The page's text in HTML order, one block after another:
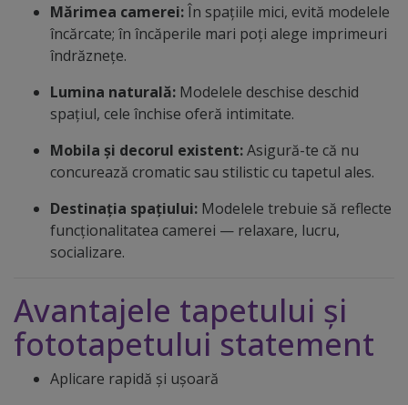
Mărimea camerei:În spațiile mici, evită modelele
încărcate; în încăperile mari poți alege imprimeuri
îndrăznețe.
Lumina naturală: Modelele deschise deschid
spațiul, cele închise oferă intimitate.
Mobila și decorul existent:Asigură-te că nu
concurează cromatic sau stilistic cu tapetul ales.
Destinația spațiului: Modelele trebuie să reflecte
funcționalitatea camerei — relaxare, lucru,
socializare.
Avantajele tapetului și
fototapetului statement
Aplicare rapidă și ușoară